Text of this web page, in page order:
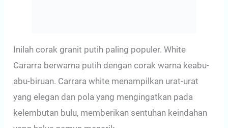
Inilah corak granit putih paling populer. White
Cararra berwarna putih dengan corak warna keabu-
abu-biruan. Carrara white menampilkan urat-urat
yang elegan dan pola yang mengingatkan pada
kelembutan bulu, memberikan sentuhan keindahan